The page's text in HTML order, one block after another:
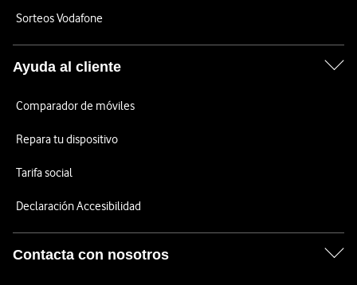
Sorteos Vodafone
Ayuda al cliente
Comparador de móviles
Repara tu dispositivo
Tarifa social
Declaración Accesibilidad
Contacta con nosotros